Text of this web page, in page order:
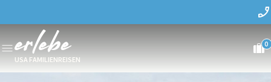
USA FAMILIENREISEN
0